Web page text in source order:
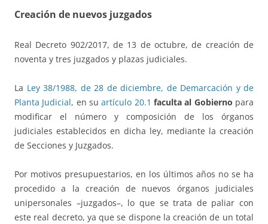
Creación de nuevos juzgados
Real Decreto 902/2017, de 13 de octubre, de creación de
noventa y tres juzgados y plazas judiciales.
La Ley 38/1988, de 28 de diciembre, de Demarcación y de
Planta Judicial, en suartículo 20.1 faculta al Gobierno para
modificar el número y composición de los órganos
judiciales establecidos en dicha ley, mediante la creación
de Secciones y Juzgados.
Por motivos presupuestarios, en los últimos años no se ha
procedido a la creación de nuevos órganos judiciales
unipersonales –juzgados–, lo que se trata de paliar con
este real decreto, ya que se dispone la creación de un total